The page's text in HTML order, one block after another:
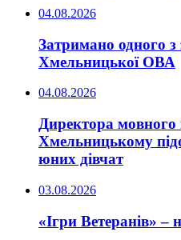
04.08.2026
Затримано одного з
Хмельницької ОВА
04.08.2026
Директора мовного
Хмельницькому
юних дівчат
03.08.2026
«Ігри Ветеранів» –